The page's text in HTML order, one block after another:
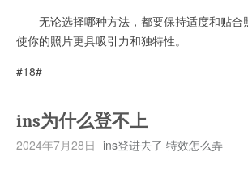
无论选择哪种方法，都要保持适度和贴合
使你的照片更具吸引力和独特性。
#18#
ins为什么登不上
2024年7月28日 ins登进去了 特效怎么弄